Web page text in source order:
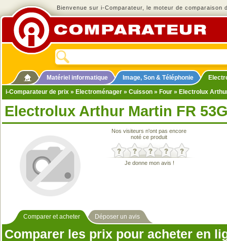
Bienvenue sur i-Comparateur, le moteur de comparaison
Matériel informatique Image, Son & Téléphonie
i-Comparateur de prix » Electroménager » Cuisson » Four » Electrolux
Electrolux Arthur Martin FR
Nos visiteurs n'ont pas encore
noté ce produit
Je donne mon avis !
Comparer et acheter Déposer un avis
Comparer les prix pour acheter en